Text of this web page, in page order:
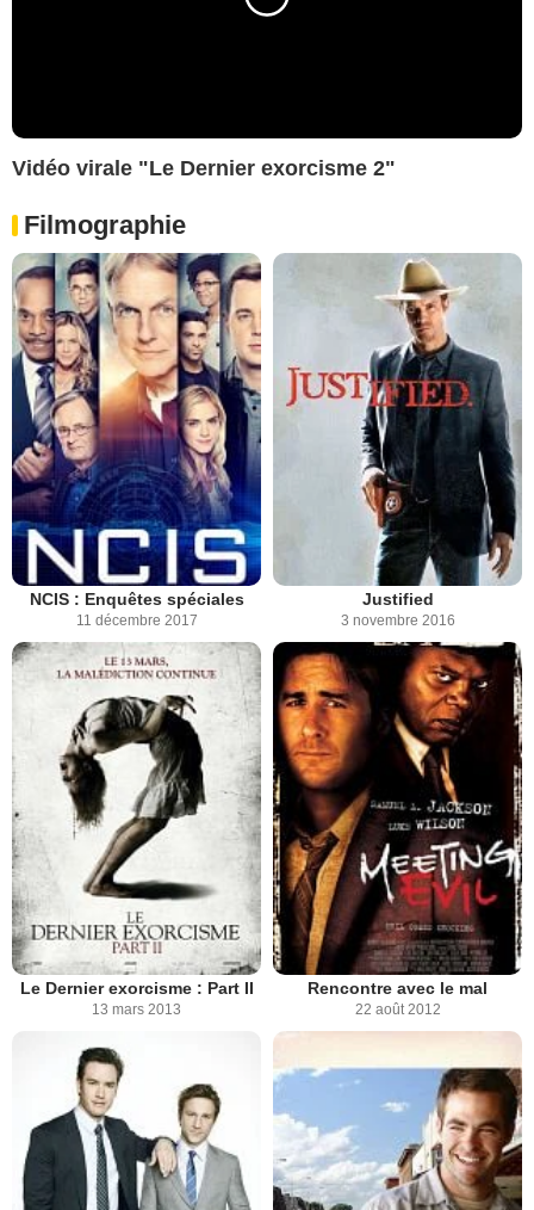
Vidéo virale "Le Dernier exorcisme 2"
Filmographie
NCIS : Enquêtes spéciales
11 décembre 2017
Justified
3 novembre 2016
Le Dernier exorcisme : Part II
13 mars 2013
Rencontre avec le mal
22 août 2012